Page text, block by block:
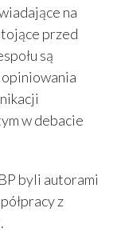
na
przed
są
w debacie
byli autorami
z